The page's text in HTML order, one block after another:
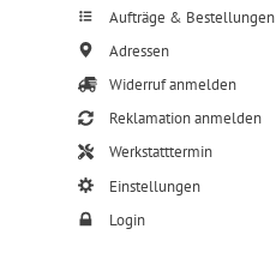
Aufträge & Bestellungen
Adressen
Widerruf anmelden
Reklamation anmelden
Werkstatttermin
Einstellungen
Login